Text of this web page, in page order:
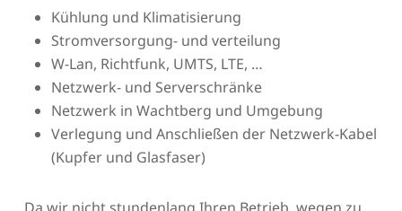
Kühlung und Klimatisierung
Stromversorgung- und verteilung
W-Lan, Richtfunk, UMTS, LTE, …
Netzwerk- und Serverschränke
Netzwerk in Wachtberg und Umgebung
Verlegung und Anschließen der Netzwerk-Kabel
(Kupfer und Glasfaser)